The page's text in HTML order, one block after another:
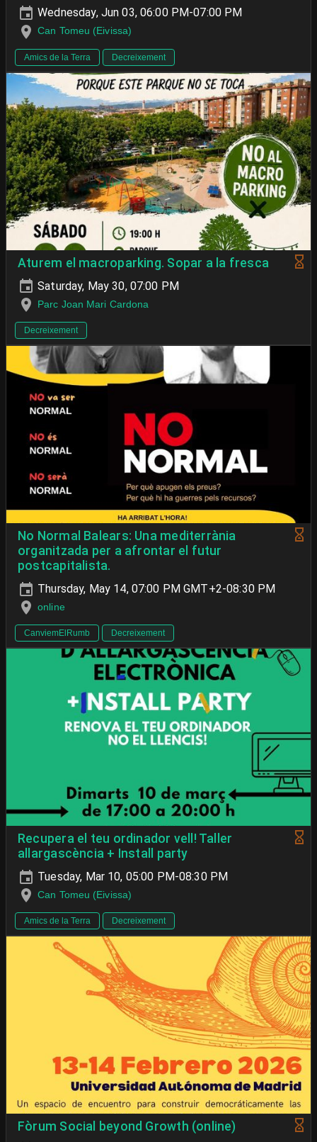
Wednesday, Jun 03, 06:00 PM-07:00 PM
Can Tomeu (Eivissa)
Amics de la Terra Decreixement
Aturem el macroparking. Sopar a la fresca
Saturday, May 30, 07:00 PM
Parc Joan Mari Cardona
Decreixement
No Normal Balears: Una mediterrània
organitzada per a afrontar el futur
postcapitalista.
Thursday, May 14, 07:00 PM GMT+2-08:30 PM
online
CanviemElRumb Decreixement
Recupera el teu ordinador vell! Taller
allargascència + Install party
Tuesday, Mar 10, 05:00 PM-08:30 PM
Can Tomeu (Eivissa)
Amics de la Terra Decreixement
Fòrum Social beyond Growth (online)